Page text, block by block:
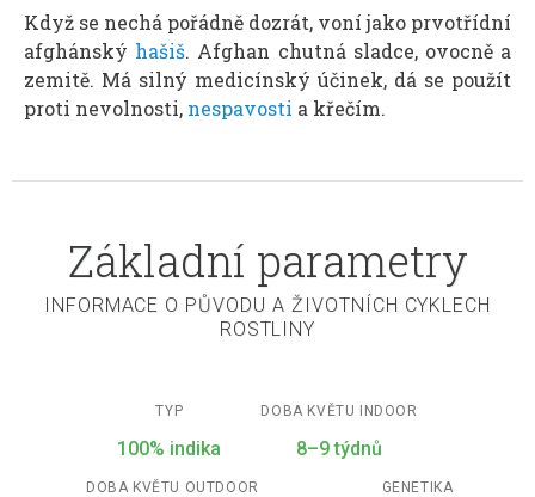
Když se nechá pořádně dozrát, voní jako prvotřídní
afghánský hašiš. Afghan chutná sladce, ovocně a
zemitě. Má silný medicínský účinek, dá se použít
proti nevolnosti, nespavosti a křečím.
Základní parametry
INFORMACE O PŮVODU A ŽIVOTNÍCH CYKLECH
ROSTLINY
TYP
100% indika
DOBA KVĚTU INDOOR
8–9 týdnů
DOBA KVĚTU OUTDOOR GENETIKA